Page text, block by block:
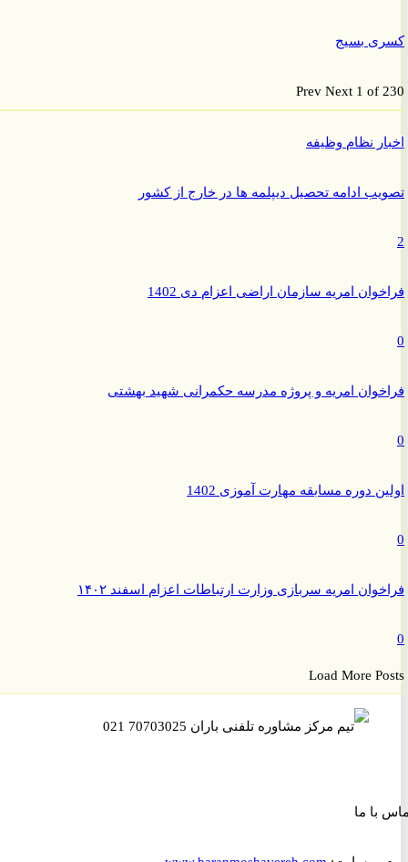
بسیج
PrevNext 1 of
نظام وظیفه
ادامه تحصیل دیپلمه ها در خارج از کشور
امریه سازمان اراضی اعزام دی 1402
امریه و پروژه مدرسه حکمرانی شهید بهشتی
دوره مسابقه مهارت آموزی 1402
امریه سربازی وزارت ارتباطات اعزام اسفند ۱۴۰۲
Load More
ما